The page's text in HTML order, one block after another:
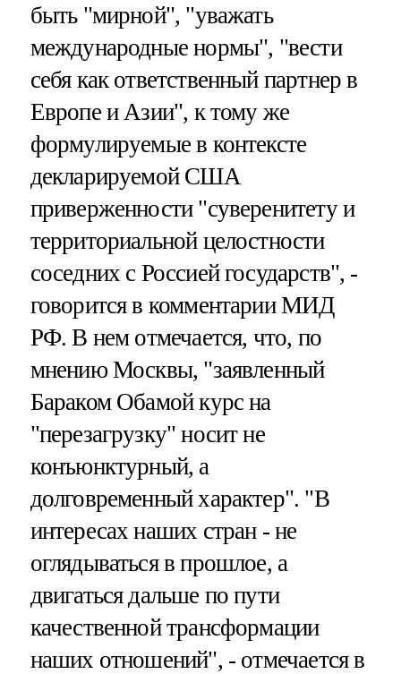
быть "мирной", "уважать
международные нормы", "вести
себя как ответственный партнер в
Европе и Азии", к тому же
формулируемые в контексте
декларируемой США
приверженности "суверенитету и
территориальной целостности
соседних с Россией государств", -
говорится в комментарии МИД
РФ. В нем отмечается, что, по
мнению Москвы, "заявленный
Бараком Обамой курс на
"перезагрузку" носит не
конъюнктурный, а
долговременный характер". "В
интересах наших стран - не
оглядываться в прошлое, а
двигаться дальше по пути
качественной трансформации
наших отношений", - отмечается в